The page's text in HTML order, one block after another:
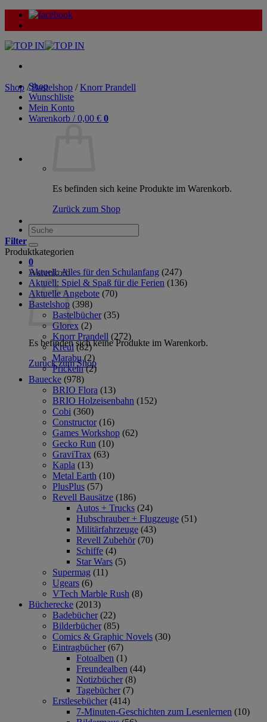
Zum
Inhalt
Shop
Wunschliste
Mein Konto
Warenkorb /0,00 € 0
Es befinden sich keine Produkte im Warenkorb.
Zurück zum Shop
Suche
nach:
0
Warenkorb
Es befinden sich keine Produkte im Warenkorb.
Zurück zum Shop
Shop / Bastelshop / Knorr Prandell
Filter
Produktkategorien
Aktuell: Alles für den Schulanfang (247)
Aktuell: Spiel & Spaß für die Ferien (136)
Aktuelle Angebote (70)
Bastelshop (398)
Bastelbücher (35)
Glorex (2)
Knorr Prandell (272)
Kreul (82)
Marabu (2)
Prickeln (2)
Bauecke (978)
BRIO Flora (13)
BRIO Holzeisenbahn (152)
Cobi (360)
Constructor (16)
Games Workshop (62)
Gecko Run (10)
GraviTrax (63)
Kapla (13)
Metal Earth (10)
PlusPlus (57)
Revell Bausätze (186)
Autos + Trucks (24)
Hubschrauber + Flugzeuge (51)
Militärfahrzeuge (43)
Revell Zubehör (70)
Schiffe (4)
Star Wars (5)
Supermag (11)
Ugears (6)
VTech Marble Rush (8)
Bücherecke (2013)
Badebücher (22)
Bilderbücher (85)
Comics & Graphic Novels (30)
Eintragbücher (67)
Fotoalben (1)
Freundealben (44)
Notizbücher (8)
Tagebücher (7)
Erstlesebücher (414)
7-Minuten-Geschichten zum Lesenlernen (10)